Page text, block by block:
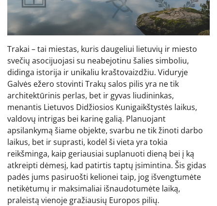
Trakai – tai miestas, kuris daugeliui lietuvių ir miesto
svečių asocijuojasi su neabejotinu šalies simboliu,
didinga istorija ir unikaliu kraštovaizdžiu. Viduryje
Galvės ežero stovinti Trakų salos pilis yra ne tik
architektūrinis perlas, bet ir gyvas liudininkas,
menantis Lietuvos Didžiosios Kunigaikštystės laikus,
valdovų intrigas bei karinę galią. Planuojant
apsilankymą šiame objekte, svarbu ne tik žinoti darbo
laikus, bet ir suprasti, kodėl ši vieta yra tokia
reikšminga, kaip geriausiai suplanuoti dieną bei į ką
atkreipti dėmesį, kad patirtis taptų įsimintina. Šis gidas
padės jums pasiruošti kelionei taip, jog išvengtumėte
netikėtumų ir maksimaliai išnaudotumėte laiką,
praleistą vienoje gražiausių Europos pilių.